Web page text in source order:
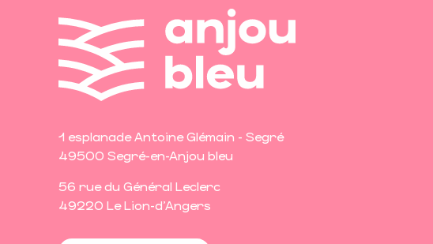
1 esplanade Antoine Glémain - Segré
49500 Segré-en-Anjou bleu
56 rue du Général Leclerc
49220 Le Lion-d'Angers